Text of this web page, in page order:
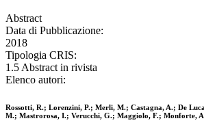
Abstract
Data di Pubblicazione:
2018
Tipologia CRIS:
1.5 Abstract in rivista
Elenco autori:
Rossotti, R.; Lorenzini, P.; Merli, M.; Castagna, A.; De
M.; Mastrorosa, I.; Verucchi, G.; Maggiolo, F.; Monforte,